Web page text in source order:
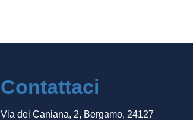
Contattaci
Via dei Caniana, 2, Bergamo, 24127